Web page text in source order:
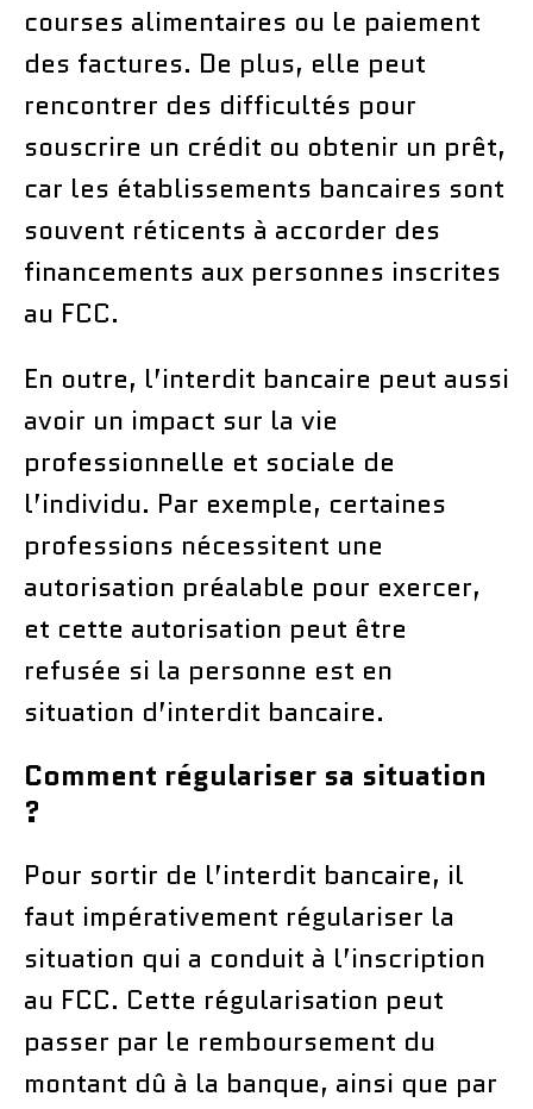
courses alimentaires ou le paiement
des factures. De plus, elle peut
rencontrer des difficultés pour
souscrire un crédit ou obtenir un prêt,
car les établissements bancaires sont
souvent réticents à accorder des
financements aux personnes inscrites
au FCC.
En outre, l’interdit bancaire peut aussi
avoir un impact sur la vie
professionnelle et sociale de
l’individu. Par exemple, certaines
professions nécessitent une
autorisation préalable pour exercer,
et cette autorisation peut être
refusée si la personne est en
situation d’interdit bancaire.
Comment régulariser sa situation
?
Pour sortir de l’interdit bancaire, il
faut impérativement régulariser la
situation qui a conduit à l’inscription
au FCC. Cette régularisation peut
passer par le remboursement du
montant dû à la banque, ainsi que par